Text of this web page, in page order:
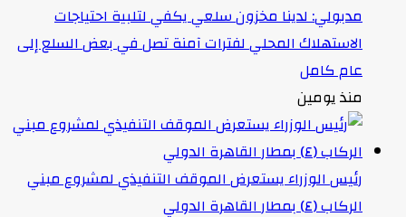
مدبولي: لدينا مخزون سلعي يكفي لتلبية احتياجات
الاستهلاك المحلي لفترات آمنة تصل في بعض السلع إلى
عام كامل
منذ يومين
رئيس الوزراء يستعرض الموقف التنفيذي لمشروع مبني
الركاب (٤) بمطار القاهرة الدولي